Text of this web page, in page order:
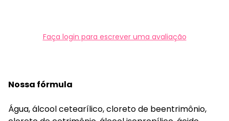
Faça login para escrever uma avaliação
Nossa fórmula
Água, álcool cetearílico, cloreto de beentrimônio,